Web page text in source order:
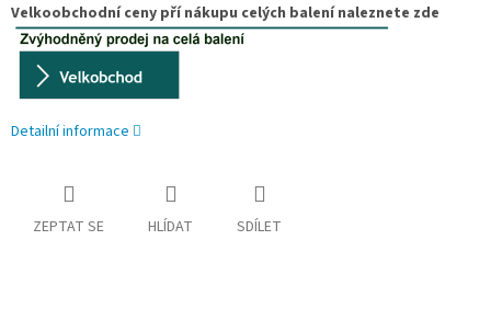
Velkoobchodní ceny pří nákupu celých balení naleznete zde
Detailní informace
ZEPTAT SE HLÍDAT SDÍLET